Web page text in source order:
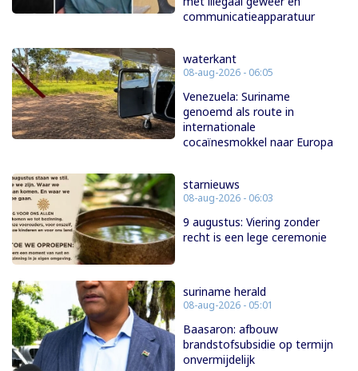
communicatieapparatuur
waterkant
08-aug-2026 - 06:05
Venezuela: Suriname
genoemd als route in
internationale
cocaïnesmokkel naar Europa
starnieuws
08-aug-2026 - 06:03
9 augustus: Viering zonder
recht is een lege ceremonie
suriname herald
08-aug-2026 - 05:01
Baasaron: afbouw
brandstofsubsidie op termijn
onvermijdelijk